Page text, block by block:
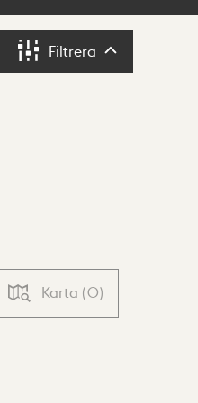
Filtrera Filtrera
Karta (0)